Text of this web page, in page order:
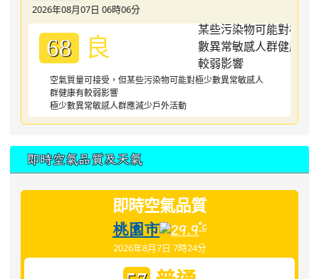
2026年08月07日 06時06分
68 良
空氣質量可接受，但某些污染物可能對極少數異常敏感人
群健康有較弱影響
極少數異常敏感人群應減少戶外活動
即時空氣品質及天氣
即時空氣品質
桃園市 29.9°c
2026年8月7日 7時24分